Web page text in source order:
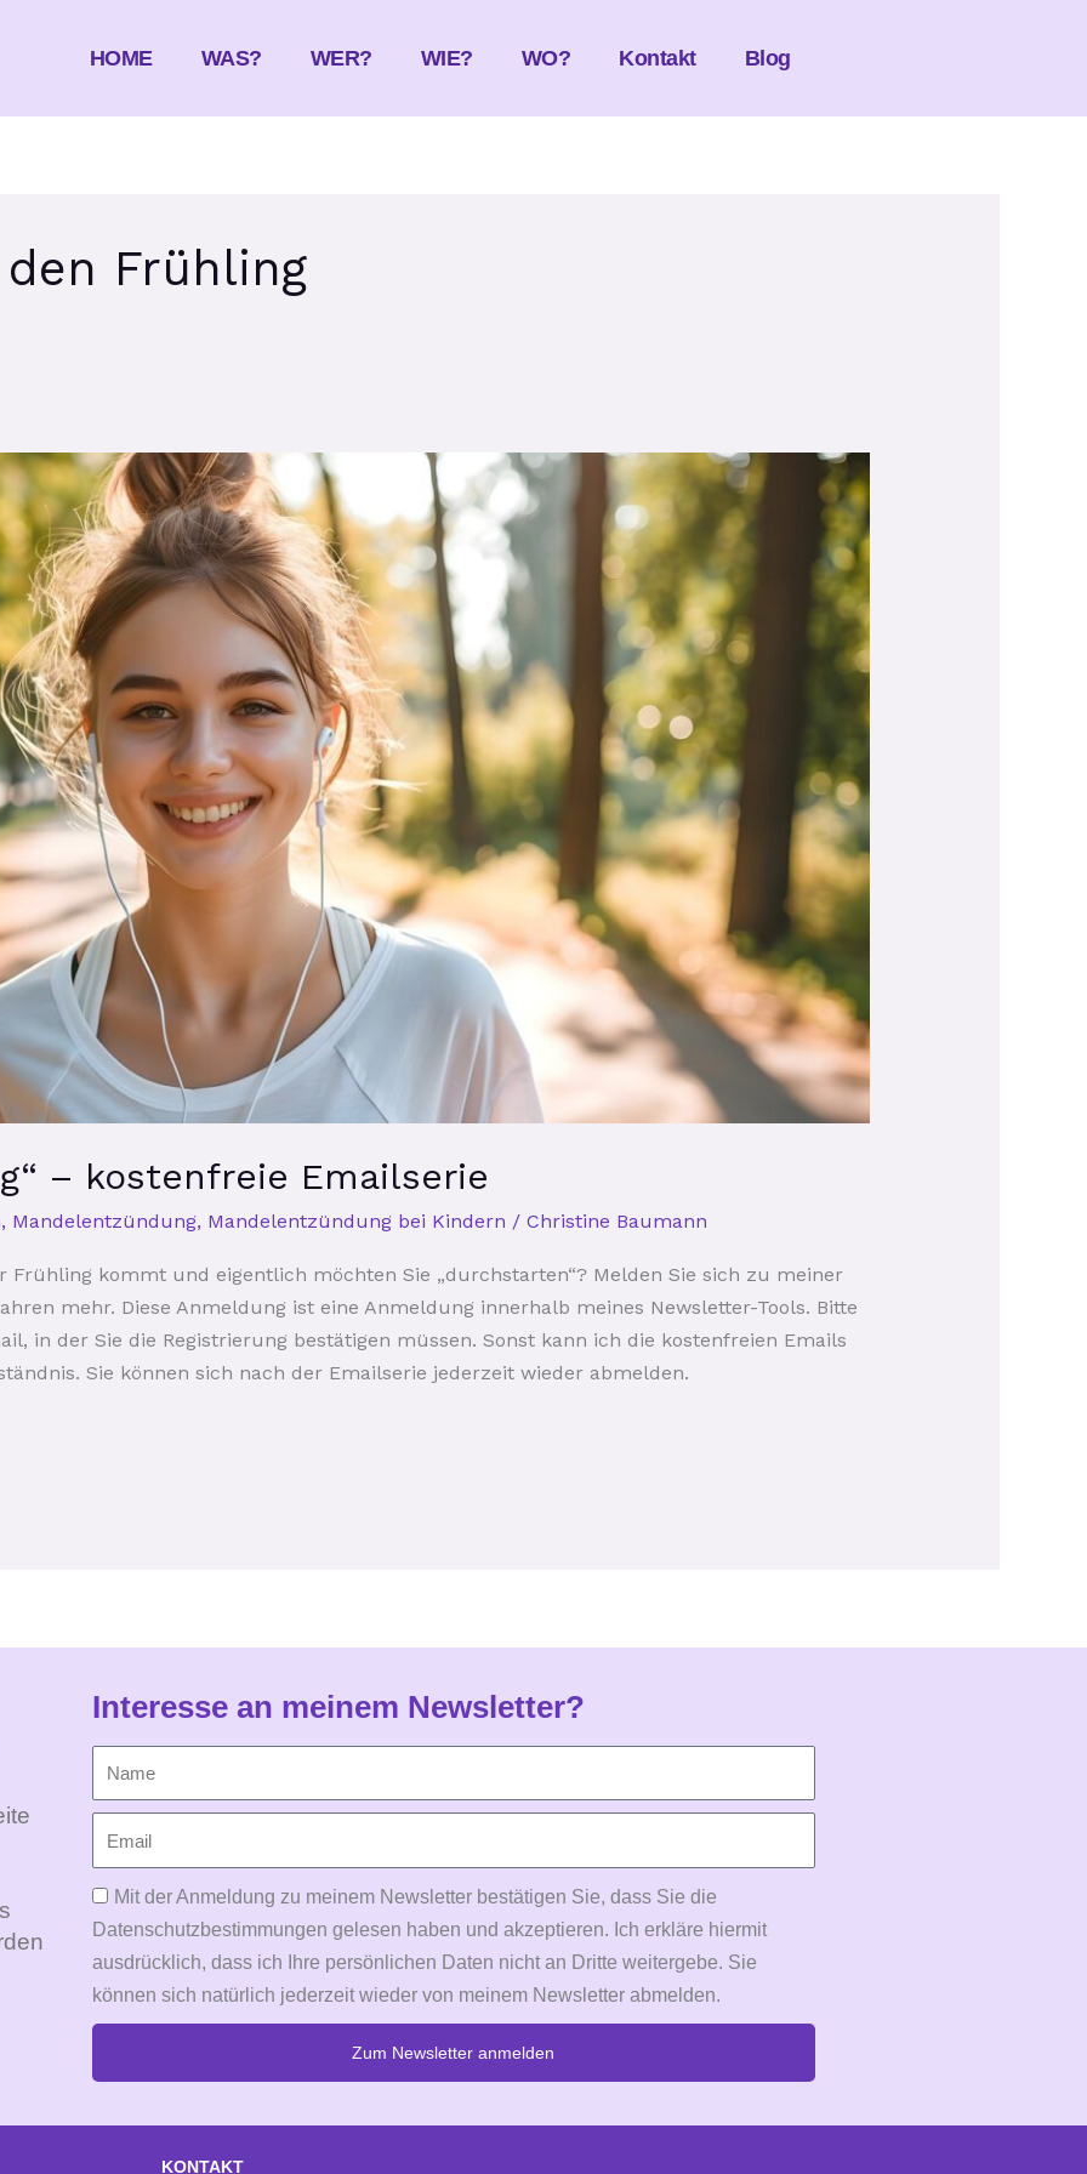
HOME WAS? WER? WIE? WO? Kontakt Blog
Frühling
– kostenfreie Emailserie
, Mandelentzündung, Mandelentzündung bei Kindern / Christine Baumann
kommt und eigentlich möchten Sie „durchstarten“? Melden Sie sich zu meiner
mehr. Diese Anmeldung ist eine Anmeldung innerhalb meines Newsletter-Tools. Bitte
in der Sie die Registrierung bestätigen müssen. Sonst kann ich die kostenfreien Emails
Sie können sich nach der Emailserie jederzeit wieder abmelden.
Interesse an meinem Newsletter?
Mit der Anmeldung zu meinem Newsletter bestätigen Sie, dass Sie die
Datenschutzbestimmungen gelesen haben und akzeptieren. Ich erkläre hiermit
ausdrücklich, dass ich Ihre persönlichen Daten nicht an Dritte weitergebe. Sie
können sich natürlich jederzeit wieder von meinem Newsletter abmelden.
Zum Newsletter anmelden
KONTAKT